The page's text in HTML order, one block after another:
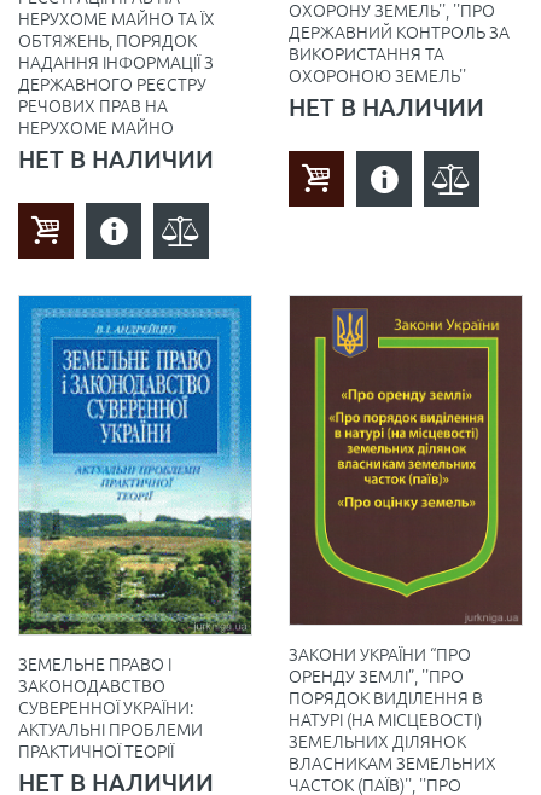
НЕРУХОМЕ МАЙНО ТА ЇХ
ОБТЯЖЕНЬ, ПОРЯДОК
НАДАННЯ ІНФОРМАЦІЇ З
ДЕРЖАВНОГО РЕЄСТРУ
РЕЧОВИХ ПРАВ НА
НЕРУХОМЕ МАЙНО
НЕТ В НАЛИЧИИ
ОХОРОНУ ЗЕМЕЛЬ'', ''ПРО
ДЕРЖАВНИЙ КОНТРОЛЬ ЗА
ВИКОРИСТАННЯ ТА
ОХОРОНОЮ ЗЕМЕЛЬ''
НЕТ В НАЛИЧИИ
ЗЕМЕЛЬНЕ ПРАВО І
ЗАКОНОДАВСТВО
СУВЕРЕННОЇ УКРАЇНИ:
АКТУАЛЬНІ ПРОБЛЕМИ
ПРАКТИЧНОЇ ТЕОРІЇ
НЕТ В НАЛИЧИИ
ЗАКОНИ УКРАЇНИ “ПРО
ОРЕНДУ ЗЕМЛІ”, ''ПРО
ПОРЯДОК ВИДІЛЕННЯ В
НАТУРІ (НА МІСЦЕВОСТІ)
ЗЕМЕЛЬНИХ ДІЛЯНОК
ВЛАСНИКАМ ЗЕМЕЛЬНИХ
ЧАСТОК (ПАЇВ)'', ''ПРО